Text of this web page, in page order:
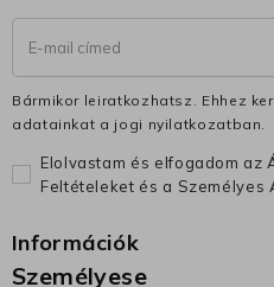
Bármikor leiratkozhatsz. Ehhez
adatainkat a jogi nyilatkozatban.
Elolvastam és elfogadom az
Feltételeket és a
Információk
Személyese